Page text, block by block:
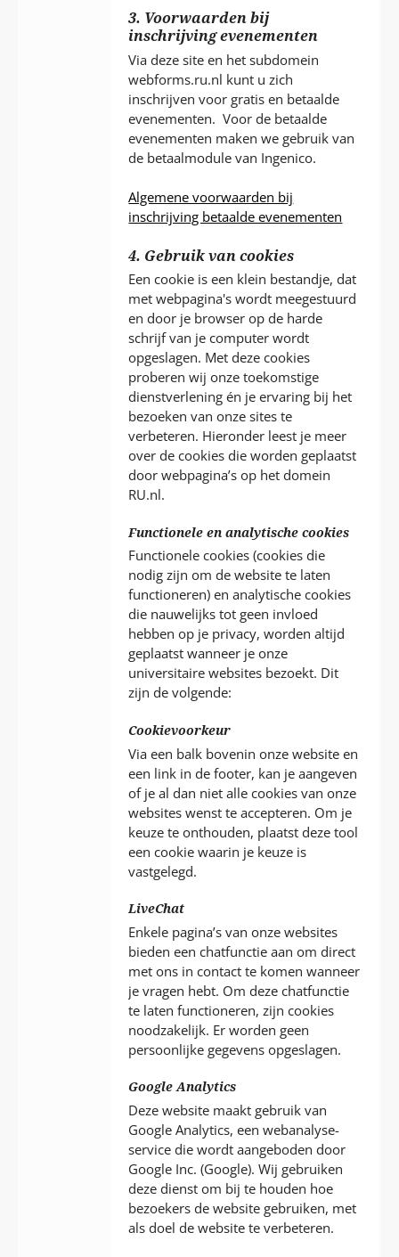
3. Voorwaarden bij
inschrijving evenementen
Via deze site en het subdomein
webforms.ru.nl kunt u zich
inschrijven voor gratis en betaalde
evenementen. Voor de betaalde
evenementen maken we gebruik van
de betaalmodule van Ingenico.
Algemene voorwaarden bij
inschrijving betaalde evenementen
4. Gebruik van cookies
Een cookie is een klein bestandje, dat
met webpagina's wordt meegestuurd
en door je browser op de harde
schrijf van je computer wordt
opgeslagen. Met deze cookies
proberen wij onze toekomstige
dienstverlening én je ervaring bij het
bezoeken van onze sites te
verbeteren. Hieronder leest je meer
over de cookies die worden geplaatst
door webpagina’s op het domein
RU.nl.
Functionele en analytische cookies
Functionele cookies (cookies die
nodig zijn om de website te laten
functioneren) en analytische cookies
die nauwelijks tot geen invloed
hebben op je privacy, worden altijd
geplaatst wanneer je onze
universitaire websites bezoekt. Dit
zijn de volgende:
Cookievoorkeur
Via een balk bovenin onze website en
een link in de footer, kan je aangeven
of je al dan niet alle cookies van onze
websites wenst te accepteren. Om je
keuze te onthouden, plaatst deze tool
een cookie waarin je keuze is
vastgelegd.
LiveChat
Enkele pagina’s van onze websites
bieden een chatfunctie aan om direct
met ons in contact te komen wanneer
je vragen hebt. Om deze chatfunctie
te laten functioneren, zijn cookies
noodzakelijk. Er worden geen
persoonlijke gegevens opgeslagen.
Google Analytics
Deze website maakt gebruik van
Google Analytics, een webanalyse-
service die wordt aangeboden door
Google Inc. (Google). Wij gebruiken
deze dienst om bij te houden hoe
bezoekers de website gebruiken, met
als doel de website te verbeteren.